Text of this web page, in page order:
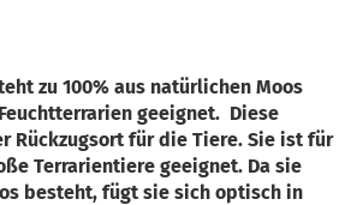
zu 100% aus natürlichen Moos
geeignet. Diese
Rückzugsort für die Tiere. Sie ist für
Terrarientiere geeignet. Da sie
besteht, fügt sie sich optisch in